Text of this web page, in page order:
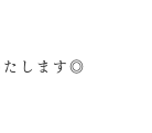
たします◎